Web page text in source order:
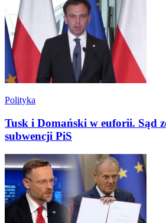
Polityka
Tusk i Domański w euforii. Sąd
subwencji PiS